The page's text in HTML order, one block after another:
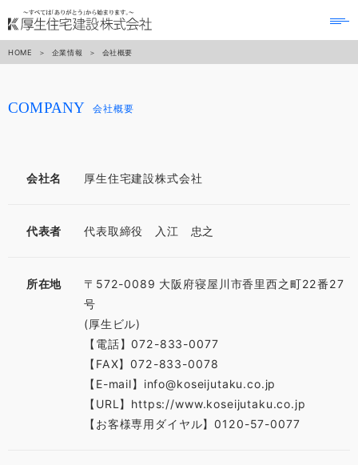
HOME 企業情報 会社概要
COMPANY 会社概要
会社名 厚生住宅建設株式会社
代表者 代表取締役 入江 忠之
所在地
〒572-0089 大阪府寝屋川市香里西之町22番27
号
(厚生ビル)
【電話】072-833-0077
【FAX】072-833-0078
【E-mail】info@koseijutaku.co.jp
【URL】https://www.koseijutaku.co.jp
【お客様専用ダイヤル】0120-57-0077